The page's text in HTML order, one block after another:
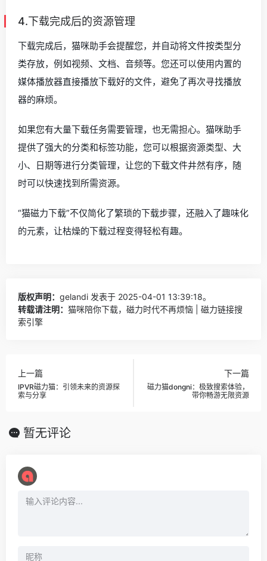
4.下载完成后的资源管理
下载完成后，猫咪助手会提醒您，并自动将文件按类型分
类存放，例如视频、文档、音频等。您还可以使用内置的
媒体播放器直接播放下载好的文件，避免了再次寻找播放
器的麻烦。
如果您有大量下载任务需要管理，也无需担心。猫咪助手
提供了强大的分类和标签功能，您可以根据资源类型、大
小、日期等进行分类管理，让您的下载文件井然有序，随
时可以快速找到所需资源。
“猫磁力下载”不仅简化了繁琐的下载步骤，还融入了趣味化
的元素，让枯燥的下载过程变得轻松有趣。
版权声明： gelandi 发表于 2025-04-01 13:39:18。
转载请注明： 猫咪陪你下载，磁力时代不再烦恼 | 磁力链接搜
索引擎
上一篇
IPVR磁力猫：引领未来的资源探
索与分享
下一篇
磁力猫dongni：极致搜索体验，
带你畅游无限资源
暂无评论